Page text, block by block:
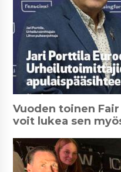
Vuoden toinen
voit lukea sen